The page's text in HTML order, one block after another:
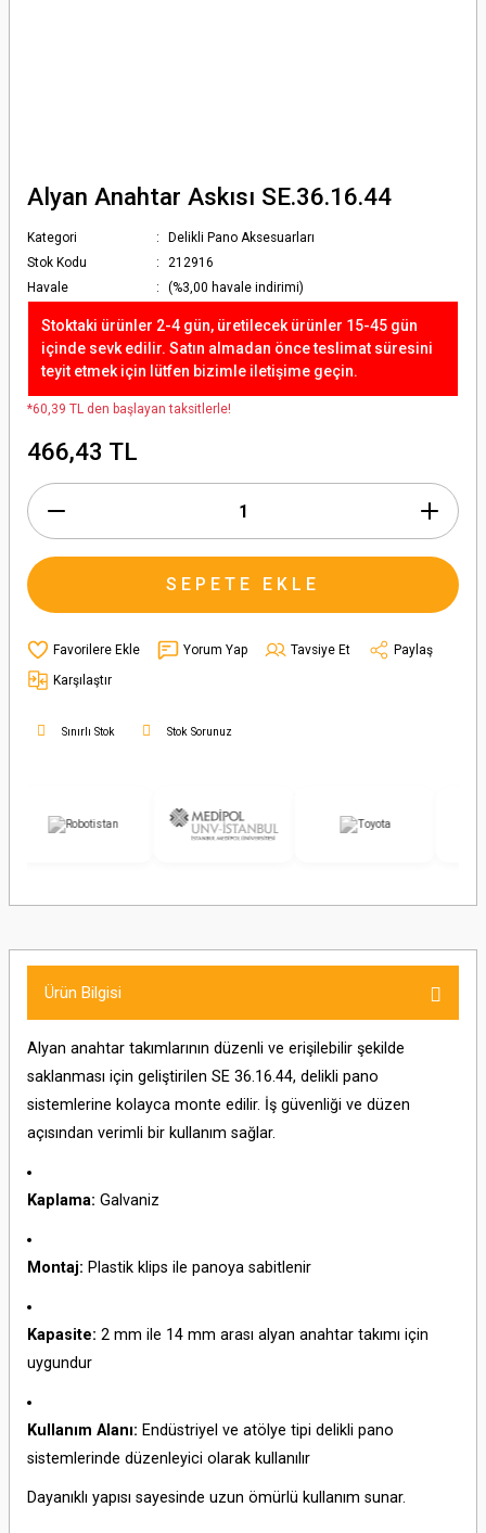
Alyan Anahtar Askısı SE.36.16.44
Kategori
Delikli Pano Aksesuarları
Stok Kodu
212916
Havale
(%3,00 havale indirimi)
Stoktaki ürünler 2-4 gün, üretilecek ürünler 15-45 gün
içinde sevk edilir. Satın almadan önce teslimat süresini
teyit etmek için lütfen bizimle iletişime geçin.
*60,39 TL den başlayan taksitlerle!
466,43 TL
SEPETE EKLE
Yorum Yap Tavsiye Et
Paylaş
Karşılaştır
Sınırlı Stok Stok Sorunuz
Ürün Bilgisi
Alyan anahtar takımlarının düzenli ve erişilebilir şekilde
saklanması için geliştirilen SE 36.16.44, delikli pano
sistemlerine kolayca monte edilir. İş güvenliği ve düzen
açısından verimli bir kullanım sağlar.
Kaplama: Galvaniz
Montaj: Plastik klips ile panoya sabitlenir
Kapasite: 2 mm ile 14 mm arası alyan anahtar takımı için
uygundur
Kullanım Alanı: Endüstriyel ve atölye tipi delikli pano
sistemlerinde düzenleyici olarak kullanılır
Dayanıklı yapısı sayesinde uzun ömürlü kullanım sunar.